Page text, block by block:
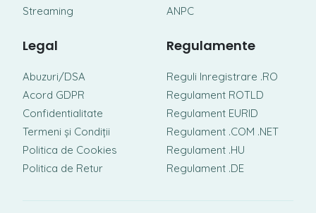
Streaming
ANPC
Legal
Abuzuri/DSA
Acord GDPR
Confidentialitate
Termeni și Condiții
Politica de Cookies
Politica de Retur
Regulamente
Reguli Inregistrare .RO
Regulament ROTLD
Regulament EURID
Regulament .COM .NET
Regulament .HU
Regulament .DE